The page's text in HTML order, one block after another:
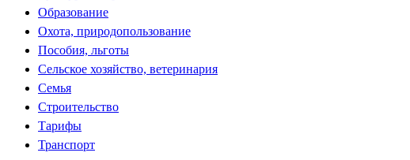
Образование
Охота, природопользование
Пособия, льготы
Сельское хозяйство, ветеринария
Семья
Строительство
Тарифы
Транспорт